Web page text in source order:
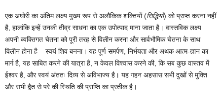
एक अघोरी का अंतिम लक्ष्य मुख्य रूप से अलौकिक शक्तियों (सिद्धियों) को प्राप्त करना नहीं
है, हालांकि इन्हें उनकी तीव्र साधना का एक उपोत्पाद माना जाता है। वास्तविक लक्ष्य
अपनी व्यक्तिगत चेतना को पूरी तरह से विलीन करना और सार्वभौमिक चेतना के साथ
विलीन होना है – स्वयं शिव बनना। यह पूर्ण समर्पण, निर्भयता और अथक आत्म-ज्ञान का
मार्ग है, यह साबित करने की यात्रा है, न केवल विश्वास करने की, कि सब कुछ वास्तव में
ईश्वर है, और स्वयं अंततः दिव्य से अविभाज्य है। यह गहन अहसास सभी दुखों से मुक्ति
और सभी द्वैत से परे की स्थिति की प्राप्ति का प्रतीक है।